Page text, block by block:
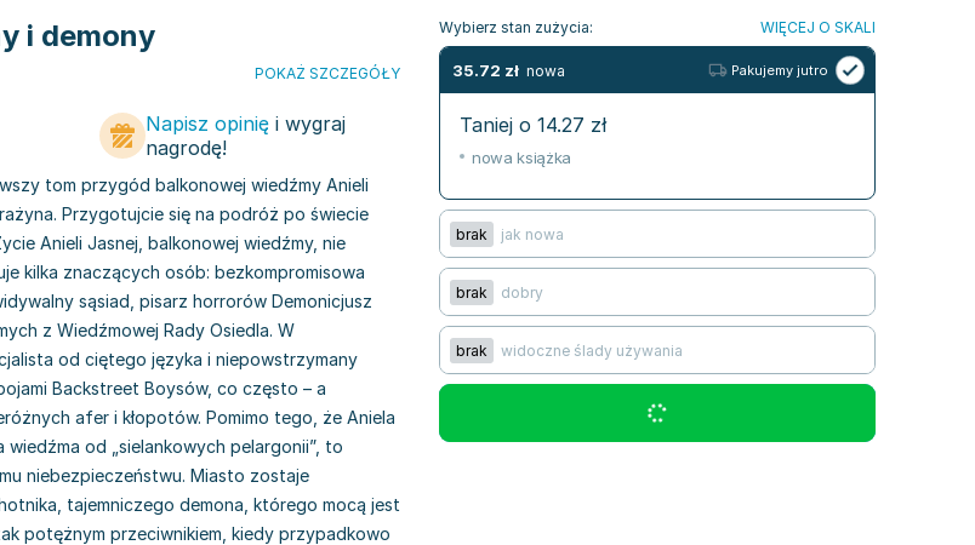
i demony
POKAŻ SZCZEGÓŁY
Napisz opinię i wygraj
nagrodę!
tom przygód balkonowej wiedźmy Anieli
Przygotujcie się na podróż po świecie
Anieli Jasnej, balkonowej wiedźmy, nie
kilka znaczących osób: bezkompromisowa
sąsiad, pisarz horrorów Demonicjusz
z Wiedźmowej Rady Osiedla. W
od ciętego języka i niepowstrzymany
Backstreet Boysów, co często – a
afer i kłopotów. Pomimo tego, że Aniela
od „sielankowych pelargonii”, to
niebezpieczeństwu. Miasto zostaje
tajemniczego demona, którego mocą jest
potężnym przeciwnikiem, kiedy przypadkowo
Wybierz stan zużycia: WIĘCEJ O SKALI
35.72 zł nowa Pakujemy jutro
Taniej o 14.27 zł
nowa książka
brak jak nowa
brak dobry
brak widoczne ślady używania